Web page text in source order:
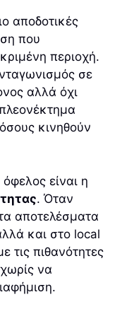
αποδοτικές
που
περιοχή.
σε
αλλά όχι
κινηθούν
είναι η
. Όταν
αποτελέσματα
και στο local
τις πιθανότητες
να